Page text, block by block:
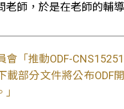
老師，於是在老師的輔
會「推動ODF-
載部分文件將公布ODF